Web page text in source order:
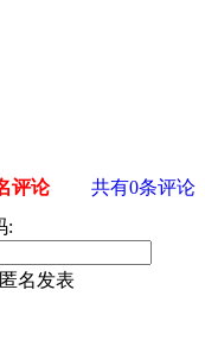
评论 共有0条评论
:
匿名发表